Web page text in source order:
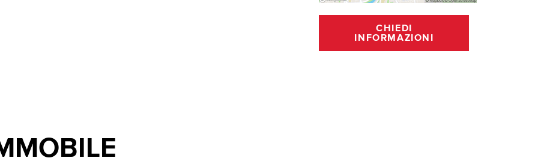
CHIEDI
INFORMAZIONI